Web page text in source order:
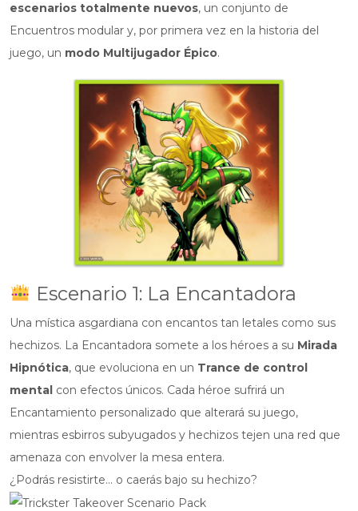
escenarios totalmente nuevos, un conjunto de
Encuentros modular y, por primera vez en la historia del
juego, un modo Multijugador Épico.
Escenario 1: La Encantadora
Una mística asgardiana con encantos tan letales como sus
hechizos. La Encantadora somete a los héroes a su Mirada
Hipnótica, que evoluciona en un Trance de control
mental con efectos únicos. Cada héroe sufrirá un
Encantamiento personalizado que alterará su juego,
mientras esbirros subyugados y hechizos tejen una red que
amenaza con envolver la mesa entera.
¿Podrás resistirte… o caerás bajo su hechizo?